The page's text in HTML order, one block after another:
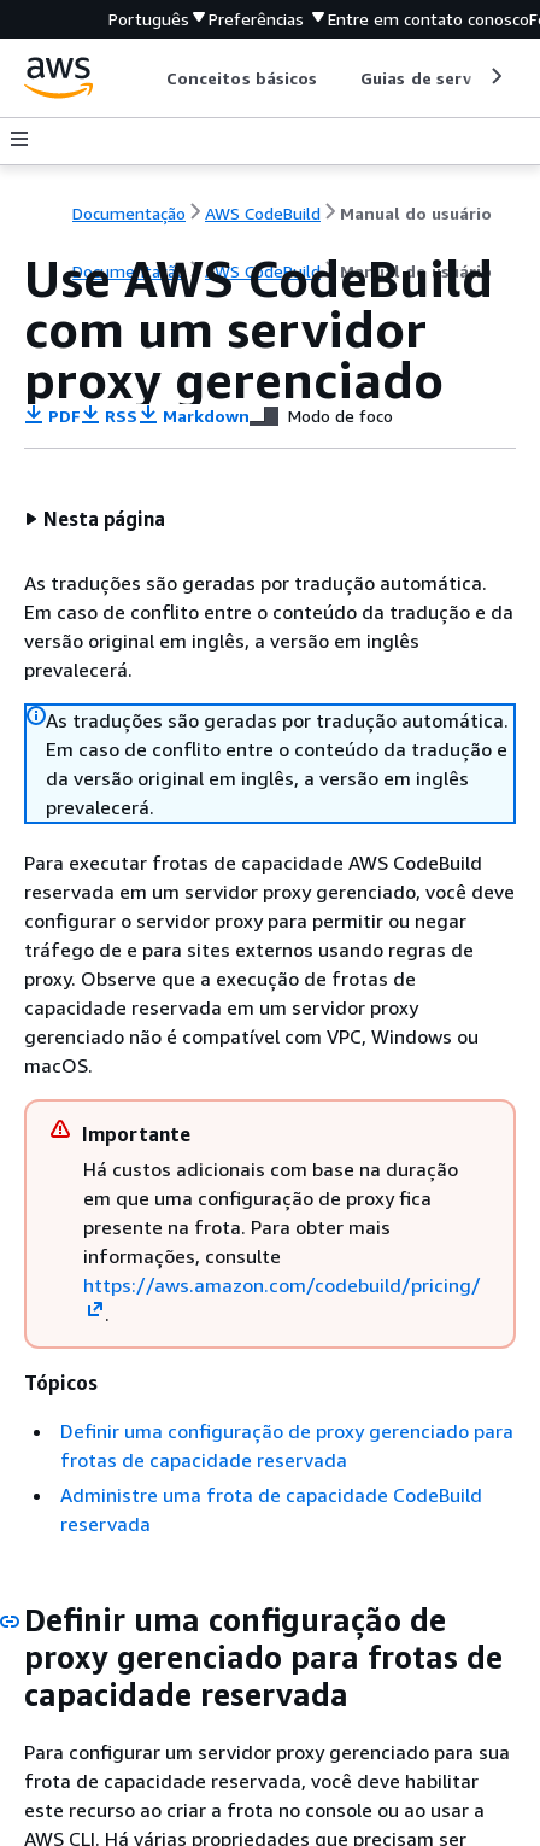
Português Preferências Entre em contato conosco
Conceitos básicos Guias de serviço
Documentação AWS CodeBuild Manual do usuário
Documentação AWS CodeBuild Manual do usuário
Use AWS CodeBuild
com um servidor
proxy gerenciado
PDF RSS Markdown Modo de foco
Nesta página
As traduções são geradas por tradução automática.
Em caso de conflito entre o conteúdo da tradução e da
versão original em inglês, a versão em inglês
prevalecerá.
As traduções são geradas por tradução automática.
Em caso de conflito entre o conteúdo da tradução e
da versão original em inglês, a versão em inglês
prevalecerá.
Para executar frotas de capacidade AWS CodeBuild
reservada em um servidor proxy gerenciado, você deve
configurar o servidor proxy para permitir ou negar
tráfego de e para sites externos usando regras de
proxy. Observe que a execução de frotas de
capacidade reservada em um servidor proxy
gerenciado não é compatível com VPC, Windows ou
macOS.
Importante
Há custos adicionais com base na duração
em que uma configuração de proxy fica
presente na frota. Para obter mais
informações, consulte
https://aws.amazon.com/codebuild/pricing/
.
Tópicos
Definir uma configuração de proxy gerenciado para
frotas de capacidade reservada
Administre uma frota de capacidade CodeBuild
reservada
Definir uma configuração de
proxy gerenciado para frotas de
capacidade reservada
Para configurar um servidor proxy gerenciado para sua
frota de capacidade reservada, você deve habilitar
este recurso ao criar a frota no console ou ao usar a
AWS CLI. Há várias propriedades que precisam ser